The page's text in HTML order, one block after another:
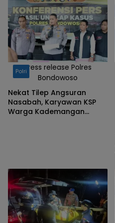
Rampung,
(Minggu,
16/3). (Foto :
Pendim
0822)
Press release Polres
Bondowoso
Polri
Nekat Tilep Angsuran
Nasabah, Karyawan KSP
Warga Kademangan